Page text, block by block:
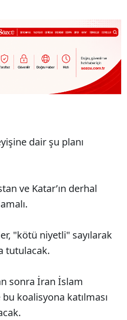
dair şu planı
ve Katar’ın derhal
"kötü niyetli" sayılarak
tutulacak.
sonra İran İslam
koalisyona katılması